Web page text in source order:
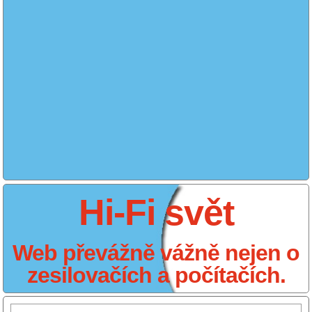
Hi-Fi svět
Web převážně vážně nejen o
zesilovačích a počítačích.